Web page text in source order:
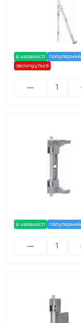
в наявності
популярний
закінчується
в наявності популярний